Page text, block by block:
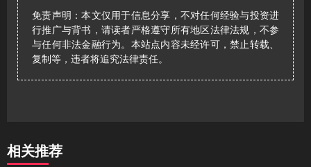
免责声明：本文仅用于信息分享，不对任何经验与投资进
行推广与背书，请读者严格遵守所有地区法律法规，不参
与任何非法金融行为。本站点内容未经许可，禁止转载、
复制等，违者将追究法律责任。
相关推荐